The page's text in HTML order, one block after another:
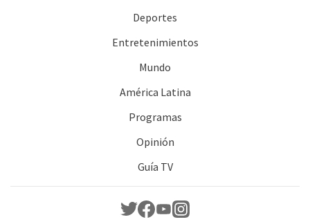
Deportes
Entretenimientos
Mundo
América Latina
Programas
Opinión
Guía TV